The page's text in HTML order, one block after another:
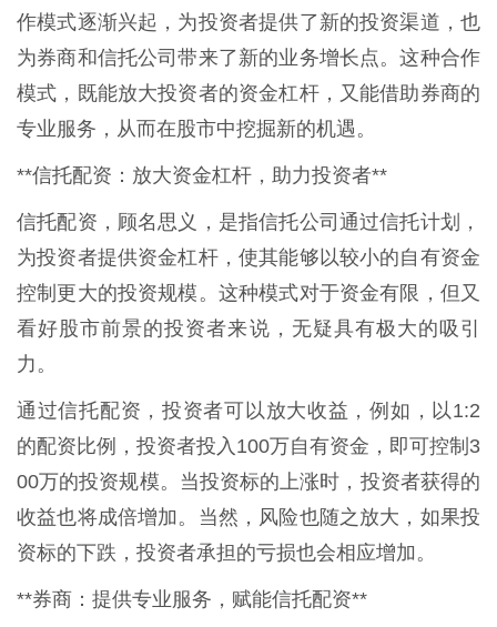
作模式逐渐兴起，为投资者提供了新的投资渠道，也
为券商和信托公司带来了新的业务增长点。这种合作
模式，既能放大投资者的资金杠杆，又能借助券商的
专业服务，从而在股市中挖掘新的机遇。
**信托配资：放大资金杠杆，助力投资者**
信托配资，顾名思义，是指信托公司通过信托计划，
为投资者提供资金杠杆，使其能够以较小的自有资金
控制更大的投资规模。这种模式对于资金有限，但又
看好股市前景的投资者来说，无疑具有极大的吸引
力。
通过信托配资，投资者可以放大收益，例如，以1:2
的配资比例，投资者投入100万自有资金，即可控制3
00万的投资规模。当投资标的上涨时，投资者获得的
收益也将成倍增加。当然，风险也随之放大，如果投
资标的下跌，投资者承担的亏损也会相应增加。
**券商：提供专业服务，赋能信托配资**